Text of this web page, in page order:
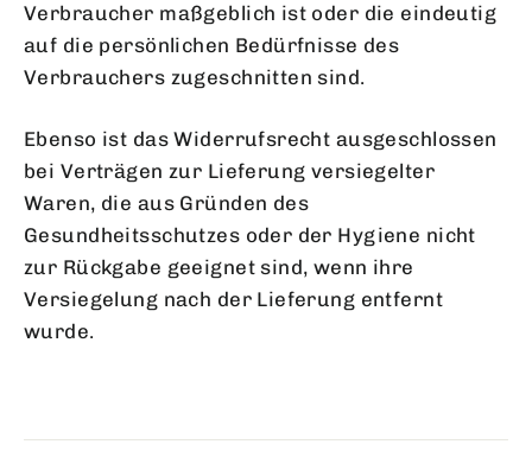
Verbraucher maßgeblich ist oder die eindeutig
auf die persönlichen Bedürfnisse des
Verbrauchers zugeschnitten sind.
Ebenso ist das Widerrufsrecht ausgeschlossen
bei Verträgen zur Lieferung versiegelter
Waren, die aus Gründen des
Gesundheitsschutzes oder der Hygiene nicht
zur Rückgabe geeignet sind, wenn ihre
Versiegelung nach der Lieferung entfernt
wurde.